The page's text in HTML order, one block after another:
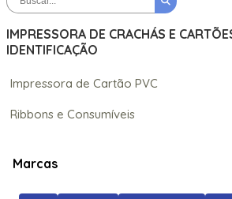
IMPRESSORA DE CRACHÁS E
IDENTIFICAÇÃO
Impressora de Cartão PVC
Ribbons e Consumíveis
Marcas